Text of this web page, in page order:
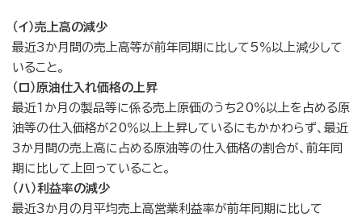
（イ）売上高の減少
最近3か月間の売上高等が前年同期に比して5％以上減少して
いること。
（ロ）原油仕入れ価格の上昇
最近1か月の製品等に係る売上原価のうち20％以上を占める原
油等の仕入価格が20％以上上昇しているにもかかわらず、最近
3か月間の売上高に占める原油等の仕入価格の割合が、前年同
期に比して上回っていること。
（ハ）利益率の減少
最近3か月の月平均売上高営業利益率が前年同期に比して